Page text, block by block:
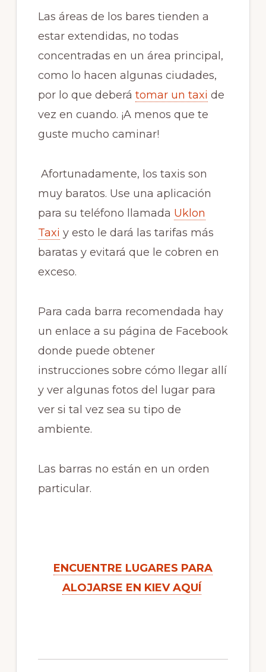
Las áreas de los bares tienden a
estar extendidas, no todas
concentradas en un área principal,
como lo hacen algunas ciudades,
por lo que deberá tomar un taxi de
vez en cuando. ¡A menos que te
guste mucho caminar!
Afortunadamente, los taxis son
muy baratos. Use una aplicación
para su teléfono llamada Uklon
Taxi y esto le dará las tarifas más
baratas y evitará que le cobren en
exceso.
Para cada barra recomendada hay
un enlace a su página de Facebook
donde puede obtener
instrucciones sobre cómo llegar allí
y ver algunas fotos del lugar para
ver si tal vez sea su tipo de
ambiente.
Las barras no están en un orden
particular.
ENCUENTRE LUGARES PARA
ALOJARSE EN KIEV AQUÍ